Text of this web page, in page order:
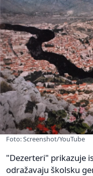
Foto: Screenshot/YouTube
"Dezerteri" prikazuje
odražavaju školsku